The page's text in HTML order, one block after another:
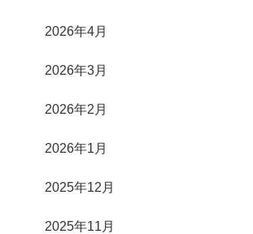
2026年4月
2026年3月
2026年2月
2026年1月
2025年12月
2025年11月